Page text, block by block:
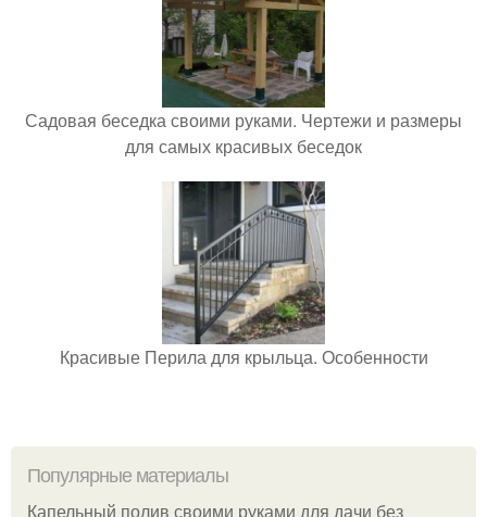
Садовая беседка своими руками. Чертежи и размеры
для самых красивых беседок
Красивые Перила для крыльца. Особенности
Популярные материалы
Капельный полив своими руками для дачи без